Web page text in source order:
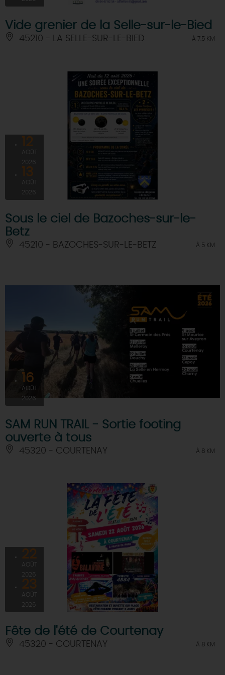
Vide grenier de la Selle-sur-le-Bied
45210 - LA SELLE-SUR-LE-BIED À 7.5 KM
12
AOÛT
2026
13
AOÛT
2026
Sous le ciel de Bazoches-sur-le-
Betz
45210 - BAZOCHES-SUR-LE-BETZ À 5 KM
16
AOÛT
2026
SAM RUN TRAIL - Sortie footing
ouverte à tous
45320 - COURTENAY À 8 KM
22
AOÛT
2026
23
AOÛT
2026
Fête de l'été de Courtenay
45320 - COURTENAY À 8 KM